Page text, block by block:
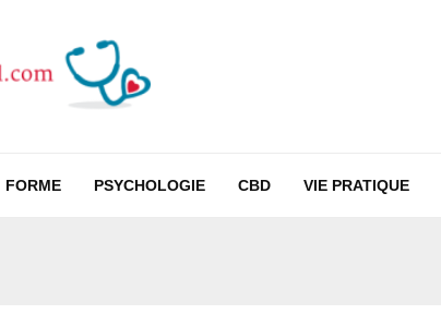
FORME PSYCHOLOGIE CBD VIE PRATIQUE